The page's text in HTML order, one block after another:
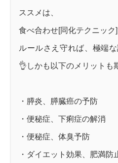
ススメは、
食べ合わせ[同化テクニック]
ルールさえ守れば、極端
👌しかも以下のメリットも
・膵炎、膵臓癌の予防
・便秘症、下痢症の解消
・便秘症、体臭予防
・ダイエット効果、肥満防